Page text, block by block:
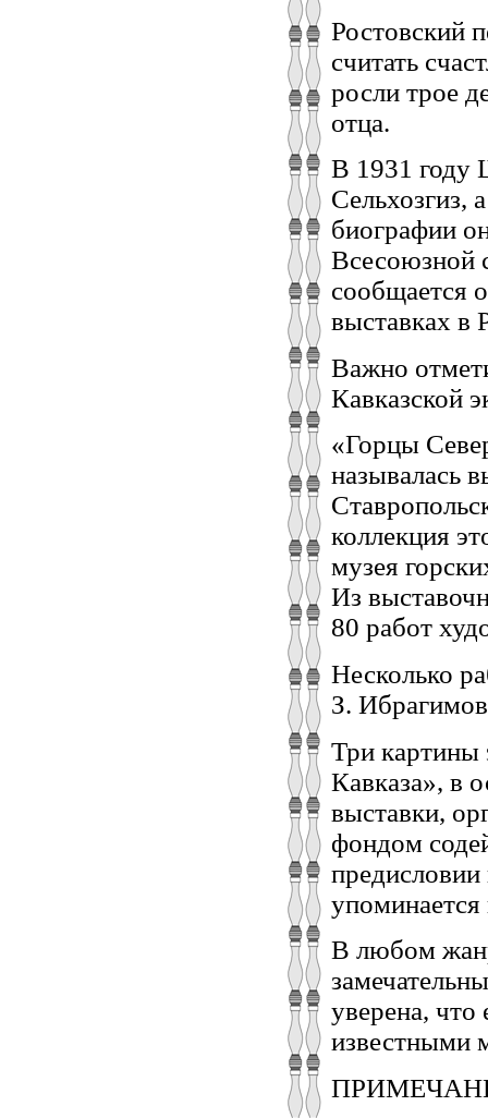
Ростовский
считать
росли трое
отца.
В 1931 году
Сельхозгиз,
биографии
Всесоюзной
сообщается
выставках в
Важно
Кавказской
«Горцы
называлась
коллекция
музея
Из
80 работ
Несколько
З.
Три
Кавказа», в
выставки,
фондом
В любом
уверена, что
известными